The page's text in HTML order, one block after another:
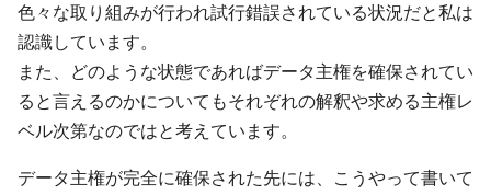
色々な取り組みが行われ試行錯誤されている状況だと私は
認識しています。
また、どのような状態であればデータ主権を確保されてい
ると言えるのかについてもそれぞれの解釈や求める主権レ
ベル次第なのではと考えています。
データ主権が完全に確保された先には、こうやって書いて